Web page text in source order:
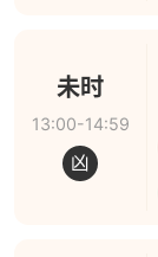
未时
13:00-14:59
凶